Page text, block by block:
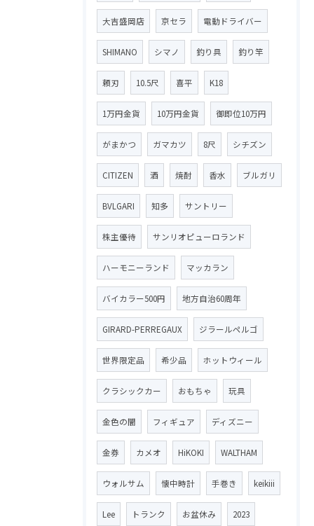
大吉盛岡店 京セラ 電動ドライバー
SHIMANO シマノ 釣り具 釣り竿
頼刃 10.5尺 喜平 K18
1万円金貨 10万円金貨 御即位10万円
がまかつ ガマカツ 8尺 シチズン
CITIZEN 酒 焼酎 香水 ブルガリ
BVLGARI 知多 サントリー
株主優待 サンリオピューロランド
ハーモニーランド マッカラン
バイカラー500円 地方自治60周年
GIRARD-PERREGAUX ジラールペルゴ
世界限定品 希少品 ホットウィール
クラシックカー おもちゃ 玩具
金色の闇 フィギュア ディズニー
金券 カメオ HiKOKI WALTHAM
ウォルサム 懐中時計 手巻き keikiii
Lee トランク お盆休み 2023